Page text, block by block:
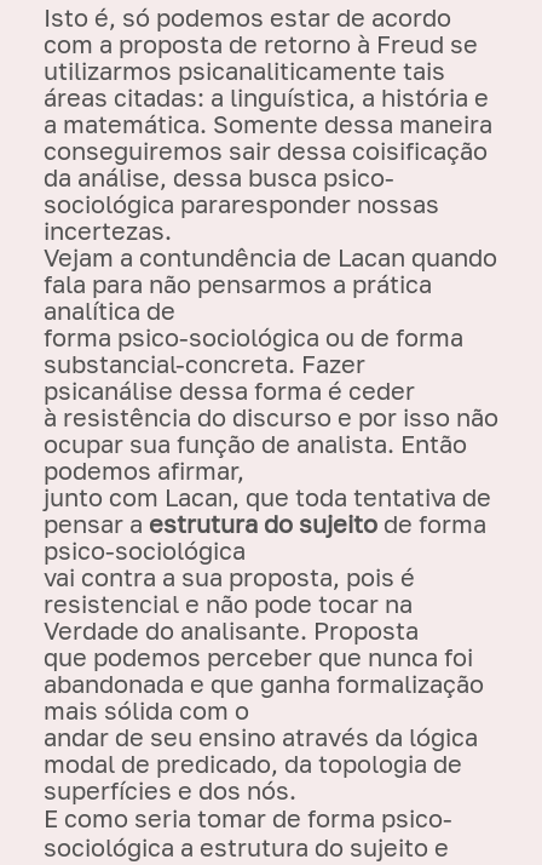
Isto é, só podemos estar de acordo
com a proposta de retorno à Freud se
utilizarmos psicanaliticamente tais
áreas citadas: a linguística, a história e
a matemática. Somente dessa maneira
conseguiremos sair dessa coisificação
da análise, dessa busca psico-
sociológica pararesponder nossas
incertezas.
Vejam a contundência de Lacan quando
fala para não pensarmos a prática
analítica de
forma psico-sociológica ou de forma
substancial-concreta. Fazer
psicanálise dessa forma é ceder
à resistência do discurso e por isso não
ocupar sua função de analista. Então
podemos afirmar,
junto com Lacan, que toda tentativa de
pensar a estrutura do sujeito de forma
psico-sociológica
vai contra a sua proposta, pois é
resistencial e não pode tocar na
Verdade do analisante. Proposta
que podemos perceber que nunca foi
abandonada e que ganha formalização
mais sólida com o
andar de seu ensino através da lógica
modal de predicado, da topologia de
superfícies e dos nós.
E como seria tomar de forma psico-
sociológica a estrutura do sujeito e